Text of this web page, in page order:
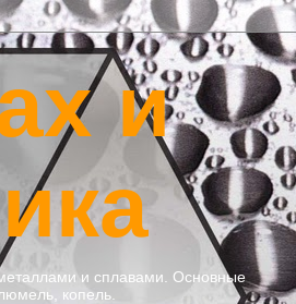
и
и сплавами. Основные
копель.